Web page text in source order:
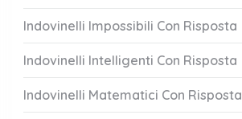
Indovinelli Impossibili Con Risposta
Indovinelli Intelligenti Con Risposta
Indovinelli Matematici Con Risposta